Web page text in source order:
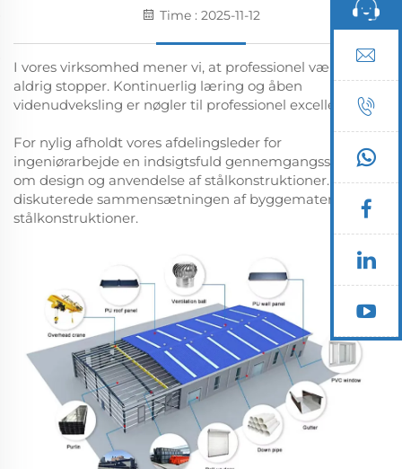
Time : 2025-11-12
I vores virksomhed mener vi, at professionel vækst
aldrig stopper. Kontinuerlig læring og åben
videnudveksling er nøgler til professionel excellence.
For nylig afholdt vores afdelingsleder for
ingeniørarbejde en indsigtsfuld gennemgangssession
om design og anvendelse af stålkonstruktioner. Vi
diskuterede sammensætningen af byggematerialer til
stålkonstruktioner.